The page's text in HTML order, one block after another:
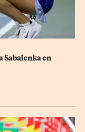
Sabalenka en